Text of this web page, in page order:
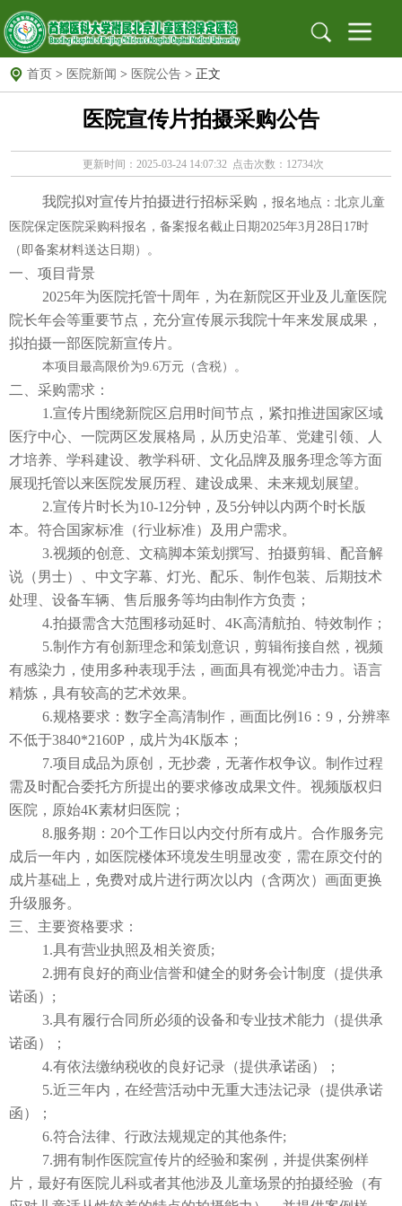
首页
医院简介 组织架构 医院文化
新闻动态 医院公告
就医指南 出诊信息 保定专家 北京专家 远程门诊 地址位置
党建园地 党建文化园地
信息公开 招标采购
科研教育 科教动态 规培园地
药物临床试验机构 药物临床试验机构 药物临床试验伦理委员会
图书馆 大医电子图书阅览系统 知网数据库 UpToDate临床顾问
医患交流
首页 > 医院新闻 > 医院公告 > 正文
医院宣传片拍摄采购公告
更新时间：2025-03-24 14:07:32 点击次数：12734次
我院拟对宣传片拍摄进行招标采购，报名地点：北京儿童
医院保定医院采购科报名，备案报名截止日期2025年3月 28 日 17时
（即备案材料送达日期）。
一、项目背景
2025年为医院托管十周年，为在新院区开业及儿童医院
院长年会等重要节点，充分宣传展示我院十年来发展成果，
拟拍摄一部医院新宣传片。
本项目最高限价为9.6万元（含税）。
二、采购需求：
1.宣传片围绕新院区启用时间节点，紧扣推进国家区域
医疗中心、一院两区发展格局，从历史沿革、党建引领、人
才培养、学科建设、教学科研、文化品牌及服务理念等方面
展现托管以来医院发展历程、建设成果、未来规划展望。
2.宣传片时长为10-12分钟，及5分钟以内两个时长版
本。符合国家标准（行业标准）及用户需求。
3.视频的创意、文稿脚本策划撰写、拍摄剪辑、配音解
说（男士）、中文字幕、灯光、配乐、制作包装、后期技术
处理、设备车辆、售后服务等均由制作方负责；
4.拍摄需含大范围移动延时、4K高清航拍、特效制作；
5.制作方有创新理念和策划意识，剪辑衔接自然，视频
有感染力，使用多种表现手法，画面具有视觉冲击力。语言
精炼，具有较高的艺术效果。
6.规格要求：数字全高清制作，画面比例16：9，分辨率
不低于3840*2160P，成片为4K版本；
7.项目成品为原创，无抄袭，无著作权争议。制作过程
需及时配合委托方所提出的要求修改成果文件。视频版权归
医院，原始4K素材归医院；
8.服务期：20个工作日以内交付所有成片。合作服务完
成后一年内，如医院楼体环境发生明显改变，需在原交付的
成片基础上，免费对成片进行两次以内（含两次）画面更换
升级服务。
三、主要资格要求：
1.具有营业执照及相关资质;
2.拥有良好的商业信誉和健全的财务会计制度（提供承
诺函）;
3.具有履行合同所必须的设备和专业技术能力（提供承
诺函）；
4.有依法缴纳税收的良好记录（提供承诺函）；
5.近三年内，在经营活动中无重大违法记录（提供承诺
函）；
6.符合法律、行政法规规定的其他条件;
7.拥有制作医院宣传片的经验和案例，并提供案例样
片，最好有医院儿科或者其他涉及儿童场景的拍摄经验（有